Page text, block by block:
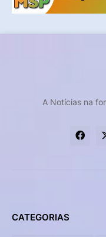
A Notícias na
CATEGORIAS